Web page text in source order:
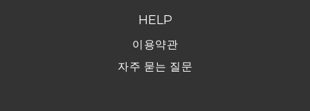
HELP
이용약관
자주 묻는 질문